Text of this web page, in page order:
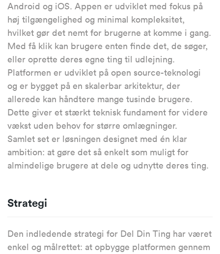
Android og iOS. Appen er udviklet med fokus på
høj tilgængelighed og minimal kompleksitet,
hvilket gør det nemt for brugerne at komme i gang.
Med få klik kan brugere enten finde det, de søger,
eller oprette deres egne ting til udlejning.
Platformen er udviklet på open source-teknologi
og er bygget på en skalerbar arkitektur, der
allerede kan håndtere mange tusinde brugere.
Dette giver et stærkt teknisk fundament for videre
vækst uden behov for større omlægninger.
Samlet set er løsningen designet med én klar
ambition: at gøre det så enkelt som muligt for
almindelige brugere at dele og udnytte deres ting.
Strategi
Den indledende strategi for Del Din Ting har været
enkel og målrettet: at opbygge platformen gennem